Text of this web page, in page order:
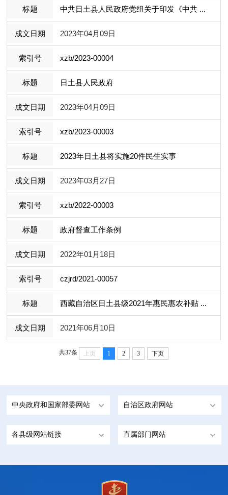
中共日土县人民政府党组关于印发《中共 ...
2023年04月09日
xzb/2023-00004
日土县人民政府
2023年04月09日
xzb/2023-00003
2023年日土县将实施20件民生实事
2023年03月27日
xzb/2022-00003
政府督查工作条例
2022年01月18日
czjrd/2021-00057
西藏自治区日土县级2021年惠民惠农补贴 ...
2021年06月10日
共37条 上页 1 2 3 下页
中央政府和国家部委网站 自治区政府网站
各县级网站链接 直属部门网站